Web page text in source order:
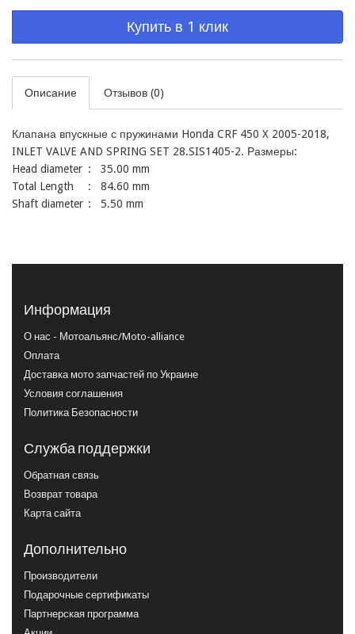
Купить в 1 клик
Описание Отзывов (0)
Клапана впускные с пружинами Honda CRF 450 X 2005-2018,
INLET VALVE AND SPRING SET 28.SIS1405-2. Размеры:
Head diameter	:   35.00 mm
Total Length	:   84.60 mm
Shaft diameter	:   5.50 mm
Информация
О нас - Мотоальянс/Moto-alliance
Оплата
Доставка мото запчастей по Украине
Условия соглашения
Политика Безопасности
Служба поддержки
Обратная связь
Возврат товара
Карта сайта
Дополнительно
Производители
Подарочные сертификаты
Партнерская программа